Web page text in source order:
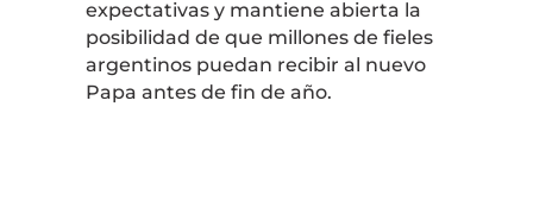
expectativas y mantiene abierta la
posibilidad de que millones de fieles
argentinos puedan recibir al nuevo
Papa antes de fin de año.